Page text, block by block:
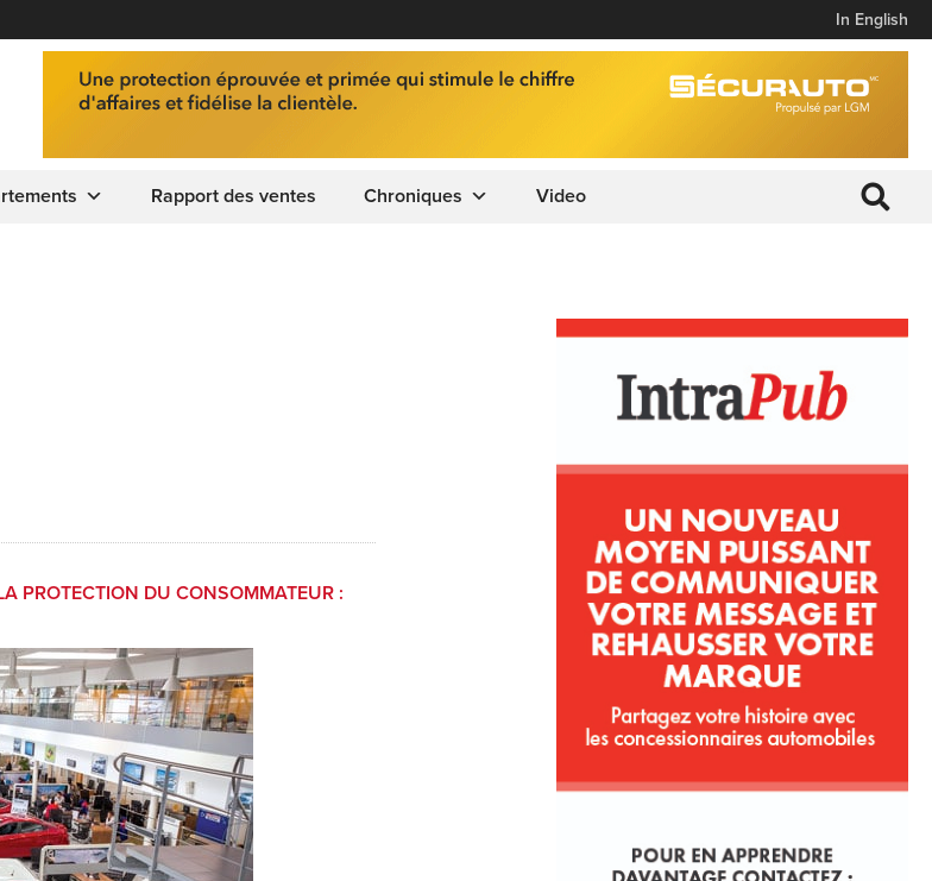
In English
Rapport des ventes Chroniques Video
PROTECTION DU CONSOMMATEUR :